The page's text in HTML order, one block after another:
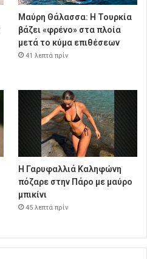
Μαύρη Θάλασσα: Η Τουρκία
βάζει «φρένο» στα πλοία
μετά το κύμα επιθέσεων
41 λεπτά πρίν
Η Γαρυφαλλιά Καληφώνη
πόζαρε στην Πάρο με μαύρο
μπικίνι
45 λεπτά πρίν